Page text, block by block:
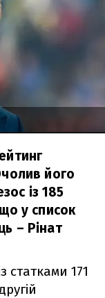
його
із 185
у список
– Рінат
статками 171